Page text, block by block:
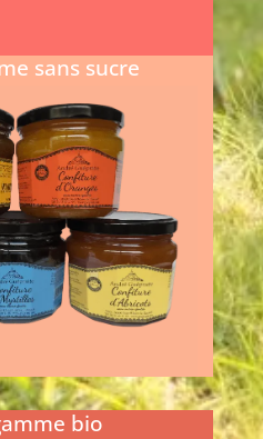
sans sucre
avec un
pour le petit
!
sucre ajouté sont
plus...
bio